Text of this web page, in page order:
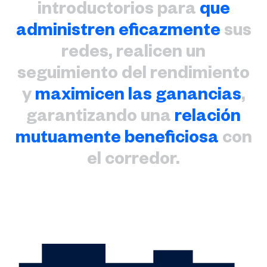
introductorios para que
administren eficazmente sus
redes, realicen un
seguimiento del rendimiento
y maximicen las ganancias,
garantizando una relación
mutuamente beneficiosa con
el corredor.